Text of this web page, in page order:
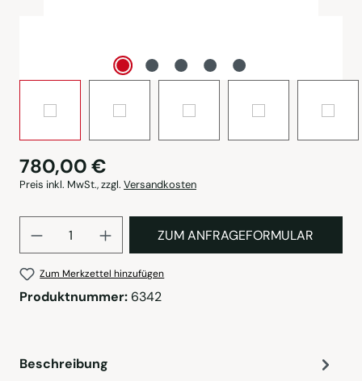
780,00 €
Preis inkl. MwSt., zzgl. Versandkosten
Produkt Anzahl: Gib den
ZUM ANFRAGEFORMULAR
Zum Merkzettel hinzufügen
Produktnummer:6342
Beschreibung